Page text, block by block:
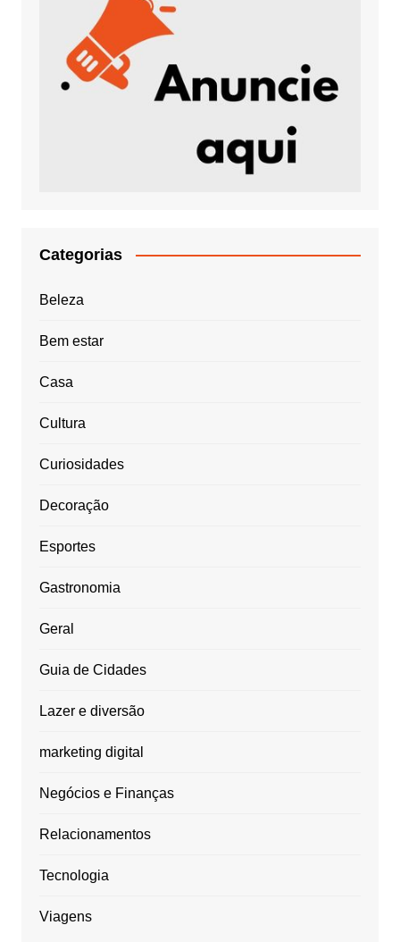
Categorias
Beleza
Bem estar
Casa
Cultura
Curiosidades
Decoração
Esportes
Gastronomia
Geral
Guia de Cidades
Lazer e diversão
marketing digital
Negócios e Finanças
Relacionamentos
Tecnologia
Viagens